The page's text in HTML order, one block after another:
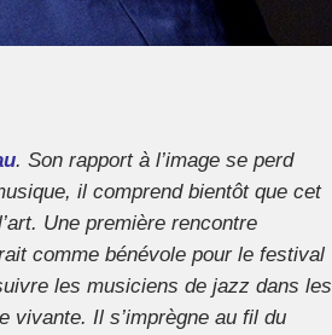
. Son rapport à l’image se perd
il comprend bientôt que cet
Une première rencontre
comme bénévole pour le festival
les musiciens de jazz dans les
vivante. Il s’imprègne au fil du